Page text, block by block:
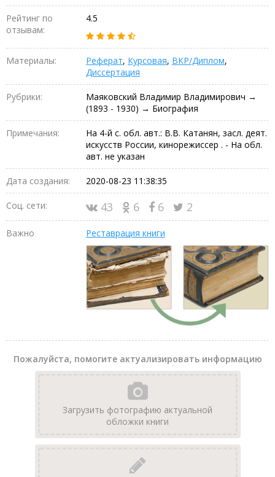
Рейтинг по
отзывам:
4.5
Материалы: Реферат, Курсовая, ВКР/Диплом,
Диссертация
Рубрики:
Маяковский Владимир Владимирович →
(1893 - 1930) → Биография
Примечания:
На 4-й с. обл. авт.: В.В. Катанян, засл. деят.
искусств России, кинорежиссер . - На обл.
авт. не указан
Дата создания: 2020-08-23 11:38:35
Соц. сети: 43 6 6 2
Важно Реставрация книги
Пожалуйста, помогите актуализировать информацию
Загрузить фотографию актуальной
обложки книги